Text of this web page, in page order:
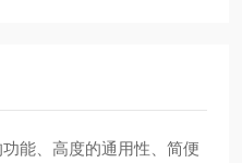
能、高度的通用性、简便